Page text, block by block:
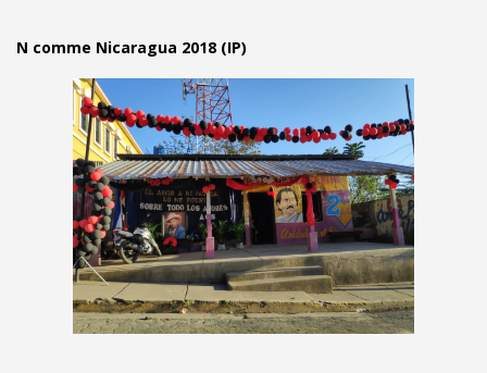
N comme Nicaragua 2018 (IP)